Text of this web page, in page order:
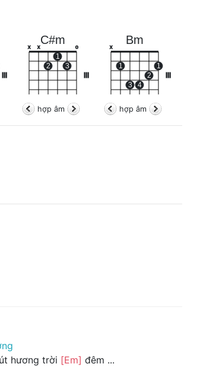
C#m
x x
2
1
3
o
hợp âm
Bm
x
1
3 4
2
1
hợp âm
hương trời [Em] đêm ...